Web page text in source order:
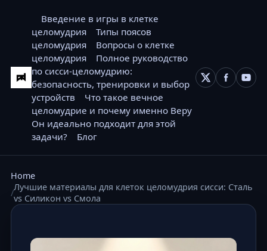
Введение в игры в клетке
целомудрия
Типы поясов
целомудрия
Вопросы о клетке
целомудрия
Полное руководство
по сисси-целомудрию:
безопасность, тренировки и выбор
устройств
Что такое вечное
целомудрие и почему именно Веру
Он идеально подходит для этой
задачи?
Блог
Home
Лучшие материалы для клеток целомудрия сисси: Сталь
vs Силикон vs Смола